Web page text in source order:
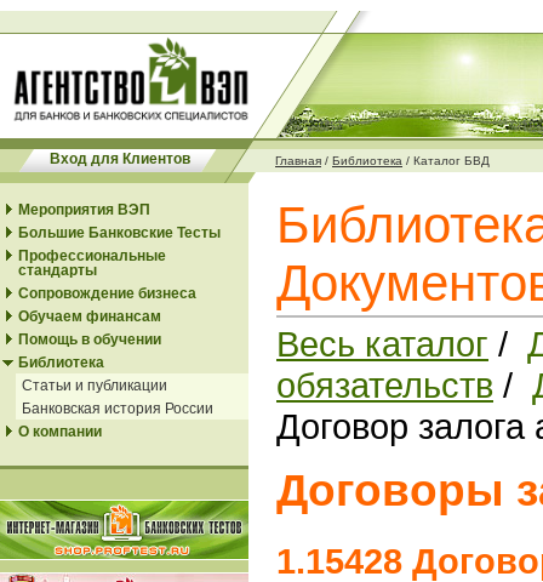
Вход для Клиентов Главная / Библиотека / Каталог БВД
Мероприятия ВЭП
Большие Банковские Тесты
Профессиональные
стандарты
Сопровождение бизнеса
Обучаем финансам
Помощь в обучении
Библиотека
Статьи и публикации
Банковская история России
О компании
Весь каталог /
обязательств /
Договор залога
Договоры
1.15428